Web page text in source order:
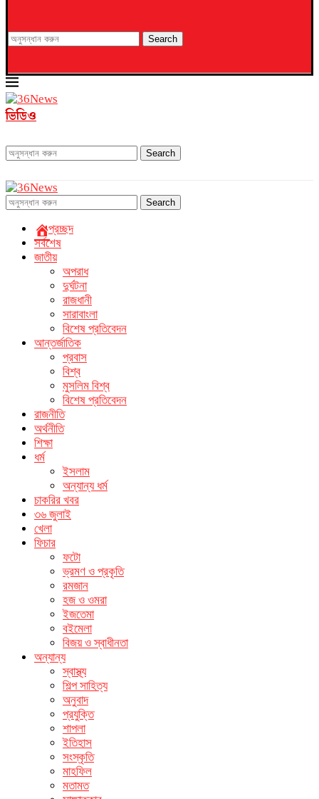
Search
ভিডিও
Search
Search
প্রচ্ছদ
সর্বশেষ
জাতীয়
অপরাধ
দুর্ঘটনা
রাজধানী
সারাবাংলা
বিশেষ প্রতিবেদন
আন্তর্জাতিক
প্রবাস
বিশ্ব
মুসলিম বিশ্ব
বিশেষ প্রতিবেদন
রাজনীতি
অর্থনীতি
শিক্ষা
ধর্ম
ইসলাম
অন্যান্য ধর্ম
চাকরির খবর
৩৬ জুলাই
খেলা
ফিচার
ফটো
ভ্রমণ ও প্রকৃতি
রমজান
হজ ও ওমরা
ইজতেমা
বইমেলা
বিজয় ও স্বাধীনতা
অন্যান্য
স্বাস্থ্য
শিল্প সাহিত্য
অনুবাদ
প্রযুক্তি
শাপলা
ইতিহাস
সংস্কৃতি
মাহফিল
মতামত